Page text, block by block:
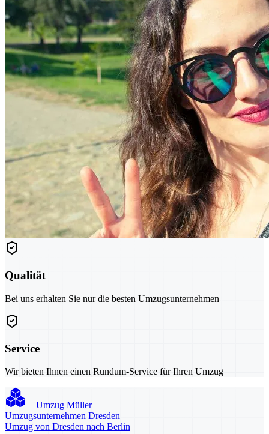
Qualität
Bei uns erhalten Sie nur die besten Umzugsunternehmen
Service
Wir bieten Ihnen einen Rundum-Service für Ihren Umzug
Umzug Müller
Umzugsunternehmen Dresden
Umzug von Dresden nach Berlin